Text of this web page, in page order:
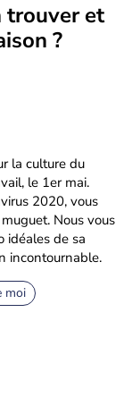
trouver et
?
la culture du
le 1er mai.
2020, vous
Nous vous
idéales de sa
incontournable.
moi